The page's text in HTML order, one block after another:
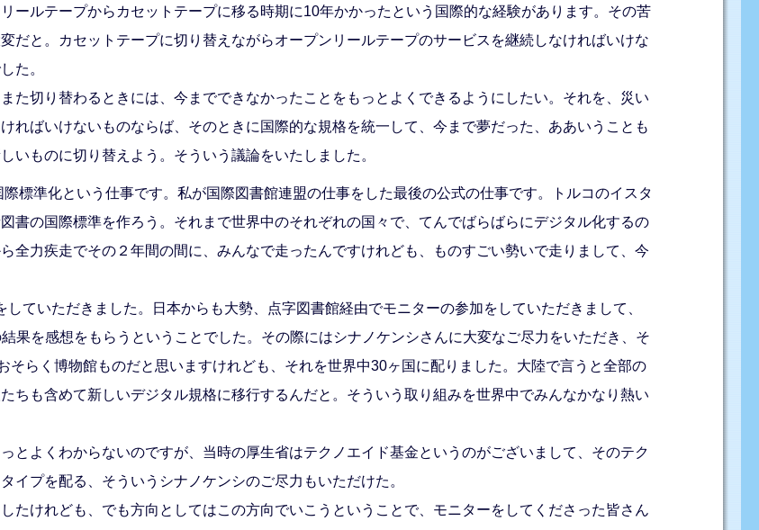
ールテープからカセットテープに移る時期に10年かかったという国際的な経験があります。その苦
だと。カセットテープに切り替えながらオープンリールテープのサービスを継続しなければいけな
た。
た切り替わるときには、今までできなかったことをもっとよくできるようにしたい。それを、災い
ればいけないものならば、そのときに国際的な規格を統一して、今まで夢だった、ああいうことも
いものに切り替えよう。そういう議論をいたしました。
標準化という仕事です。私が国際図書館連盟の仕事をした最後の公式の仕事です。トルコのイスタ
書の国際標準を作ろう。それまで世界中のそれぞれの国々で、てんでばらばらにデジタル化するの
全力疾走でその２年間の間に、みんなで走ったんですけれども、ものすごい勢いで走りまして、今
ていただきました。日本からも大勢、点字図書館経由でモニターの参加をしていただきまして、
果を感想をもらうということでした。その際にはシナノケンシさんに大変なご尽力をいただき、そ
らく博物館ものだと思いますけれども、それを世界中30ヶ国に配りました。大陸で言うと全部の
ちも含めて新しいデジタル規格に移行するんだと。そういう取り組みを世界中でみんなかなり熱い
とよくわからないのですが、当時の厚生省はテクノエイド基金というのがございまして、そのテク
イプを配る、そういうシナノケンシのご尽力もいただけた。
たけれども、でも方向としてはこの方向でいこうということで、モニターをしてくださった皆さん